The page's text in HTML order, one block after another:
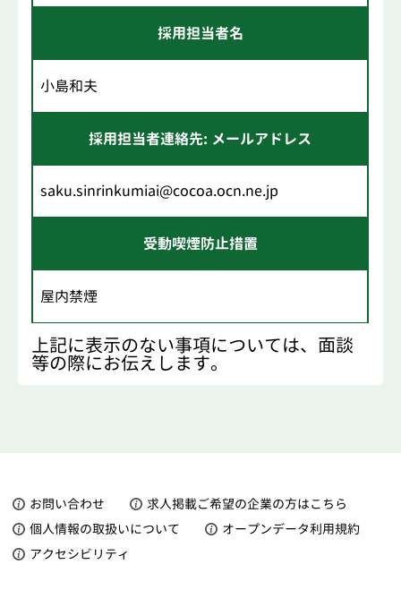
採用担当者名
小島和夫
採用担当者連絡先: メールアドレス
saku.sinrinkumiai@cocoa.ocn.ne.jp
受動喫煙防止措置
屋内禁煙
上記に表示のない事項については、面談
等の際にお伝えします。
お問い合わせ
求人掲載ご希望の企業の方はこちら
個人情報の取扱いについて
オープンデータ利用規約
アクセシビリティ